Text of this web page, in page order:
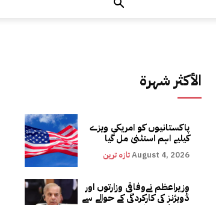
الأكثر شهرة
پاکستانیوں کو امریکی ویزے
کیلیے اہم استثنیٰ مل گیا
تازہ ترینAugust 4, 2026
وزیراعظم نےوفاقی وزارتوں اور
ڈویژنز کی کارکردگی کے حوالے سے